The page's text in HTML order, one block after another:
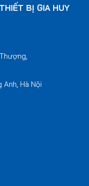
BỊ GIA HUY
Hà Nội